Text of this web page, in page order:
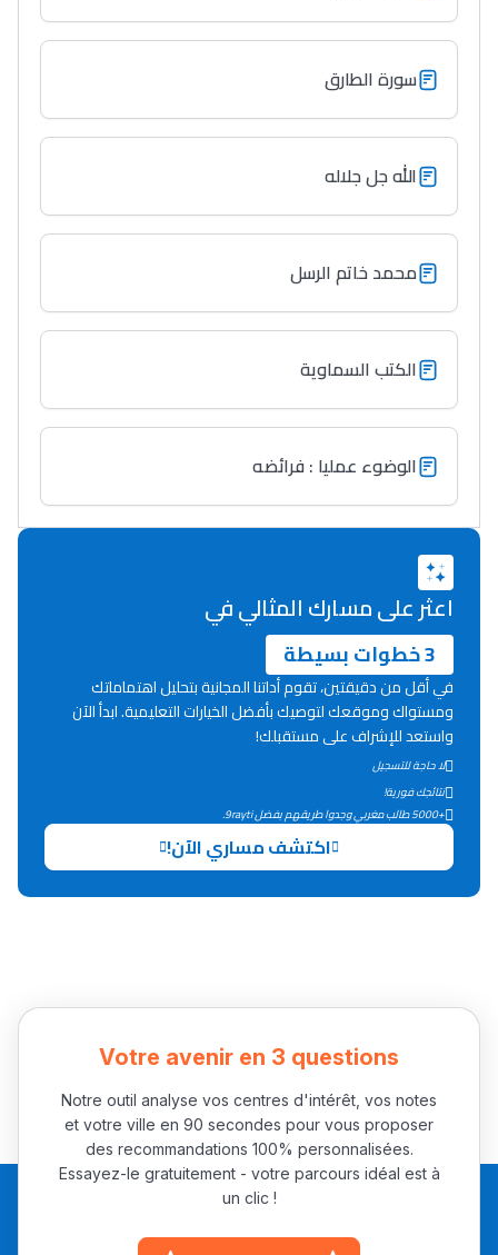
Lycée Maroc
التعليم الثانوي التأهيلي
Collège au Maroc
التعليم الثانوي الإعدادي
+ de 78 Sujets
+ de 89 Interviews/Vidéos
دليل المهن
ما يزيد عن 149 مهنة
دليل التوجيه
التوجيه بالثانوي و الإعدادي
باش تقدر تساعد الناس
يلقاو التوازن من الدّاخل
أمسكين بنات مسارها
سورة الطارق
الله جل جلاله
محمد خاتم الرسل
الكتب السماوية
الوضوء عمليا : فرائضه
اعثر على مسارك المثالي في
3 خطوات بسيطة
في أقل من دقيقتين، تقوم أداتنا المجانية بتحليل اهتماماتك
ومستواك وموقعك لتوصيك بأفضل الخيارات التعليمية. ابدأ الآن
واستعد للإشراف على مستقبلك!
لا حاجة للتسجيل
نتائجك فورية!
+5000 طالب مغربي وجدوا طريقهم بفضل 9rayti.
اكتشف مساري الآن!
Votre avenir en 3 questions
Notre outil analyse vos centres d'intérêt, vos notes
et votre ville en 90 secondes pour vous proposer
des recommandations 100% personnalisées.
Essayez-le gratuitement - votre parcours idéal est à
un clic !